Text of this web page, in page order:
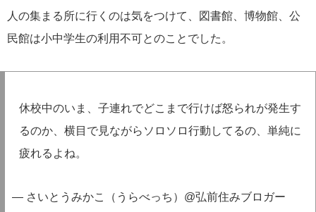
人の集まる所に行くのは気をつけて、図書館、博物館、公
民館は小中学生の利用不可とのことでした。
休校中のいま、子連れでどこまで行けば怒られが発生す
るのか、横目で見ながらソロソロ行動してるの、単純に
疲れるよね。
— さいとうみかこ（うらべっち）@弘前住みブロガー